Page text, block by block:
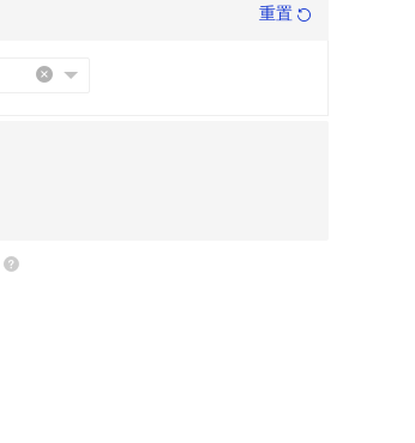
重置